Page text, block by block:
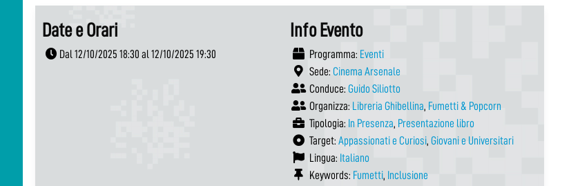
Date e Orari
Dal 12/10/2025 18:30 al 12/10/2025 19:30
Info Evento
Programma: Eventi
Sede: Cinema Arsenale
Conduce: Guido Siliotto
Organizza: Libreria Ghibellina, Fumetti & Popcorn
Tipologia: In Presenza, Presentazione libro
Target: Appassionati e Curiosi, Giovani e Universitari
Lingua: Italiano
Keywords: Fumetti, Inclusione